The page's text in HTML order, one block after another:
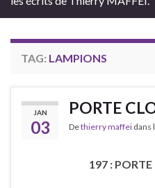
TAG: LAMPIONS
JAN
03
PORTE
Dethierry maffei dans
197 : PORTE